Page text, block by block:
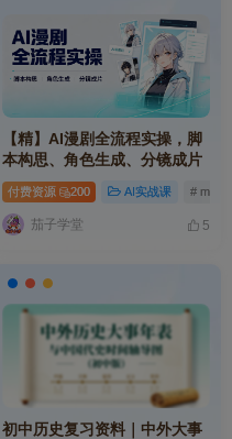
# 电商 # 新手
【精】AI漫剧全流程实操，脚
本构思、角色生成、分镜成片
付费资源 200 AI实战课 # mp
茄子学堂 5
初中历史复习资料｜中外大事